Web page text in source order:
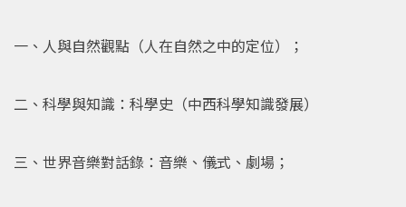
一、人與自然觀點（人在自然之中的定位）；
二、科學與知識：科學史（中西科學知識發展）
三、世界音樂對話錄：音樂、儀式、劇場；